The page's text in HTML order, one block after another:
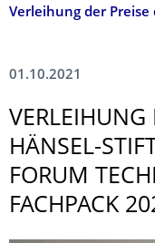
01.10.2021
VERLEIHUNG
HÄNSEL-
FORUM
FACHPACK